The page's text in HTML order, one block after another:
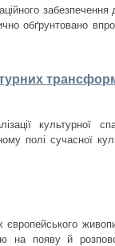
забезпечення
обґрунтовано
культурної
полі сучасної
на появу й